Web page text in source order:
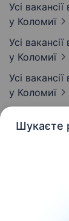
Шукаєте
Усі
у Коломиї
Усі
у Коломиї
Усі
у Коломиї